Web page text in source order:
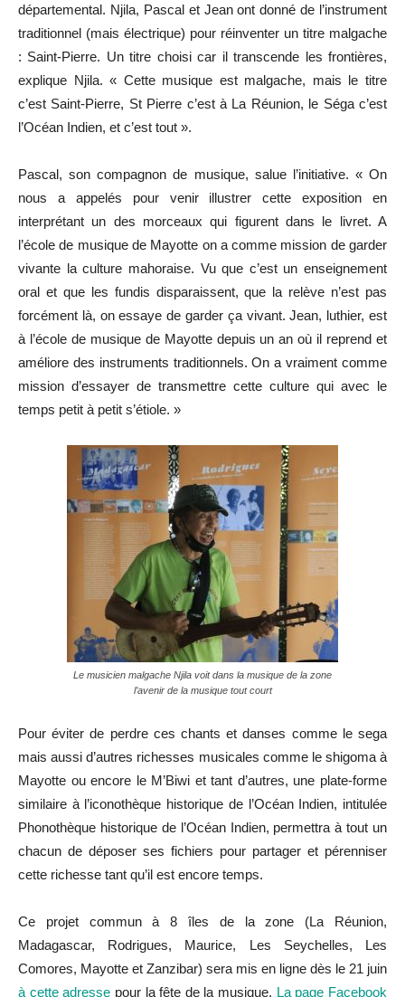
départemental. Njila, Pascal et Jean ont donné de l’instrument
traditionnel (mais électrique) pour réinventer un titre malgache
: Saint-Pierre. Un titre choisi car il transcende les frontières,
explique Njila. « Cette musique est malgache, mais le titre
c’est Saint-Pierre, St Pierre c’est à La Réunion, le Séga c’est
l’Océan Indien, et c’est tout ».
Pascal, son compagnon de musique, salue l’initiative. « On
nous a appelés pour venir illustrer cette exposition en
interprétant un des morceaux qui figurent dans le livret. A
l’école de musique de Mayotte on a comme mission de garder
vivante la culture mahoraise. Vu que c’est un enseignement
oral et que les fundis disparaissent, que la relève n’est pas
forcément là, on essaye de garder ça vivant. Jean, luthier, est
à l’école de musique de Mayotte depuis un an où il reprend et
améliore des instruments traditionnels. On a vraiment comme
mission d’essayer de transmettre cette culture qui avec le
temps petit à petit s’étiole. »
Le musicien malgache Njila voit dans la musique de la zone
l’avenir de la musique tout court
Pour éviter de perdre ces chants et danses comme le sega
mais aussi d’autres richesses musicales comme le shigoma à
Mayotte ou encore le M’Biwi et tant d’autres, une plate-forme
similaire à l’iconothèque historique de l’Océan Indien, intitulée
Phonothèque historique de l’Océan Indien, permettra à tout un
chacun de déposer ses fichiers pour partager et pérenniser
cette richesse tant qu’il est encore temps.
Ce projet commun à 8 îles de la zone (La Réunion,
Madagascar, Rodrigues, Maurice, Les Seychelles, Les
Comores, Mayotte et Zanzibar) sera mis en ligne dès le 21 juin
à cette adresse pour la fête de la musique. La page Facebook